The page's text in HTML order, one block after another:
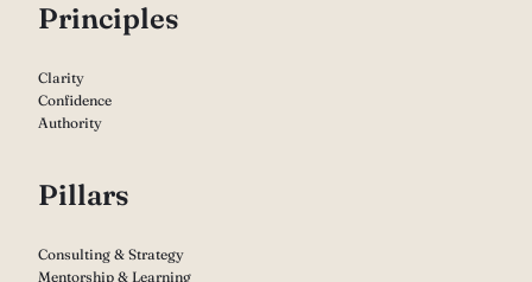
Principles
Clarity
Confidence
Authority
Pillars
Consulting & Strategy
Mentorship & Learning